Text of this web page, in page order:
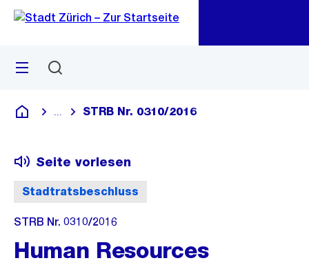
Navigation
Sprunglink
Menü
Deutsch
Blende alle Breadcrumbs ein
STRB Nr. 0310/2016
Stadtratsbeschluss
Seite vorlesen
STRB Nr. 0310/2016
Human Resources